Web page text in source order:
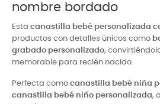
nombre bordado
Esta canastilla bebé personalizada
productos con detalles únicos como
grabado personalizado,
memorable para recién nacido.
Perfecta como canastilla bebé niña
canastilla bebé niño personalizada,